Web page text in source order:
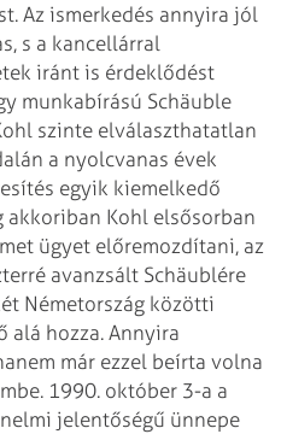
Az ismer­ke­dés annyira jól
s a kancellárral
iránt is érdeklődést
munkabírású Schäuble
szinte elválaszthatatlan
a nyolcvanas évek
egyik kiemel­kedő
Kohl elsősorban
ügyet előremozdítani, az
avanzsált Schäublére
Németország közötti
alá hozza. Annyira
már ezzel beírta volna
1990. október 3-a a
jelentőségű ünnepe